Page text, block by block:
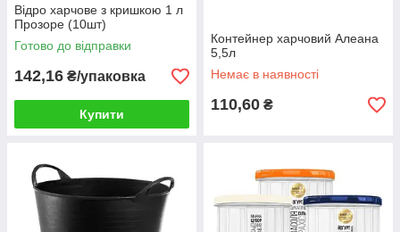
Відро харчове з кришкою 1 л
Прозоре (10шт)
Готово до відправки
142,16 ₴/упаковка
Купити
Контейнер харчовий Алеана
5,5л
Немає в наявності
110,60 ₴